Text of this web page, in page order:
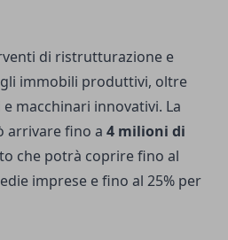
di ristrutturazione e
immobili produttivi, oltre
macchinari innovativi. La
arrivare fino a 4 milioni di
che potrà coprire fino al
imprese e fino al 25% per